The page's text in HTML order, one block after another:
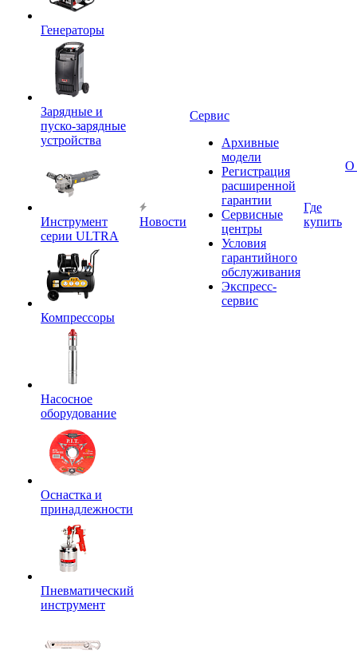
Генераторы
Зарядные и
пуско-зарядные
устройства
Инструмент
серии ULTRA
Компрессоры
Насосное
оборудование
Оснастка и
принадлежности
Пневматический
инструмент
Новости
Сервис
Архивные
модели
Регистрация
расширенной
гарантии
Сервисные
центры
Условия
гарантийного
обслуживания
Экспресс-
сервис
Где
купить
О